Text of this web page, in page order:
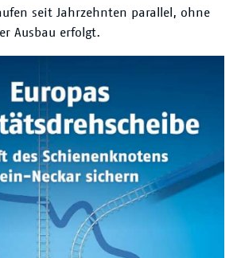
seit Jahrzehnten parallel, ohne
Ausbau erfolgt.